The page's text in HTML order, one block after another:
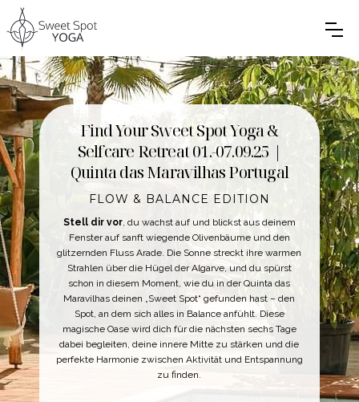
Find Your Sweet Spot Yoga &
Selfcare Retreat 01.-07.09.25 |
Quinta das Maravilhas Portugal
FLOW & BALANCE EDITION
Stell dir vor, du wachst auf und blickst aus deinem
Fenster auf sanft wiegende Olivenbäume und den
glitzernden Fluss Arade. Die Sonne streckt ihre warmen
Strahlen über die Hügel der Algarve, und du spürst
schon in diesem Moment, wie du in der Quinta das
Maravilhas deinen „Sweet Spot“ gefunden hast – den
Spot, an dem sich alles in Balance anfühlt. Diese
magische Oase wird dich für die nächsten sechs Tage
dabei begleiten, deine innere Mitte zu stärken und die
perfekte Harmonie zwischen Aktivität und Entspannung
zu finden.